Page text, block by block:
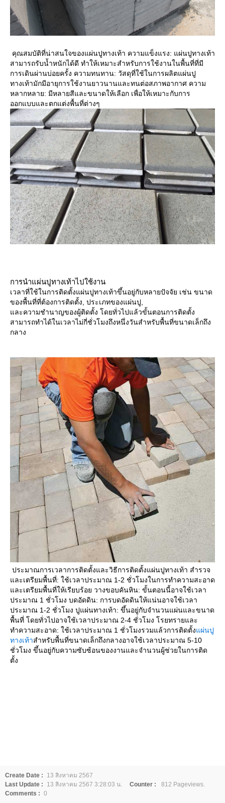
คุณสมบัติที่น่าสนใจของแผ่นปูทางเท้า ความแข็งแรง: แผ่นปูทางเท้า
สามารถรับน้ำหนักได้ดี ทำให้เหมาะสำหรับการใช้งานในพื้นที่ที่มี
การเดินผ่านบ่อยครั้ง ความทนทาน: วัสดุที่ใช้ในการผลิตแผ่นปู
ทางเท้ามักมีอายุการใช้งานยาวนานและทนต่อสภาพอากาศ ความ
หลากหลาย: มีหลายสีและขนาดให้เลือก เพื่อให้เหมาะกับการ
ออกแบบและตกแต่งพื้นที่ต่างๆ
การนำแผ่นปูทางเท้าไปใช้งาน
เวลาที่ใช้ในการติดตั้งแผ่นปูทางเท้าขึ้นอยู่กับหลายปัจจัย เช่น ขนาด
ของพื้นที่ที่ต้องการติดตั้ง, ประเภทของแผ่นปู,
และความชำนาญของผู้ติดตั้ง โดยทั่วไปแล้วขั้นตอนการติดตั้ง
สามารถทำได้ในเวลาไม่กี่ชั่วโมงถึงหนึ่งวันสำหรับพื้นที่ขนาดเล็กถึง
กลาง
ประมาณการเวลาการติดตั้งและวิธีการติดตั้งแผ่นปูทางเท้า สำรวจ
และเตรียมพื้นที่: ใช้เวลาประมาณ 1-2 ชั่วโมงในการทำความสะอาด
และเตรียมพื้นที่ให้เรียบร้อย วางขอบคันหิน: ขั้นตอนนี้อาจใช้เวลา
ประมาณ 1 ชั่วโมง บดอัดดิน: การบดอัดดินให้แน่นอาจใช้เวลา
ประมาณ 1-2 ชั่วโมง ปูแผ่นทางเท้า: ขึ้นอยู่กับจำนวนแผ่นและขนาด
พื้นที่ โดยทั่วไปอาจใช้เวลาประมาณ 2-4 ชั่วโมง โรยทรายและ
ทำความสะอาด: ใช้เวลาประมาณ 1 ชั่วโมงรวมแล้วการติดตั้งแผ่นปู
ทางเท้าสำหรับพื้นที่ขนาดเล็กถึงกลางอาจใช้เวลาประมาณ 5-10
ชั่วโมง ขึ้นอยู่กับความซับซ้อนของงานและจำนวนผู้ช่วยในการติด
ตั้ง
Create Date :
13 สิงหาคม 2567
Last Update :
13 สิงหาคม 2567 3:28:03 น. Counter :
812 Pageviews.
Comments : 0